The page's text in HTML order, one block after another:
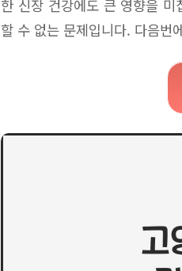
한 신장 건강에도 큰 영향을
할 수 없는 문제입니다. 다음번